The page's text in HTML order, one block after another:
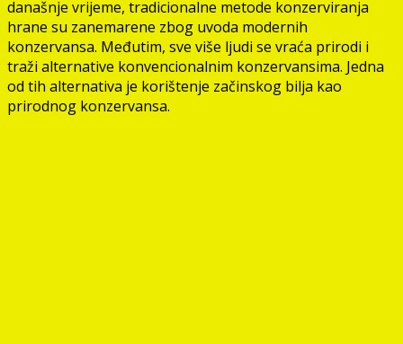
današnje vrijeme, tradicionalne metode konzerviranja
hrane su zanemarene zbog uvoda modernih
konzervansa. Međutim, sve više ljudi se vraća prirodi i
traži alternative konvencionalnim konzervansima. Jedna
od tih alternativa je korištenje začinskog bilja kao
prirodnog konzervansa.